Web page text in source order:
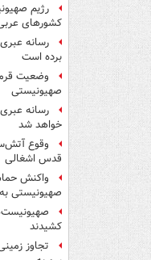
رژیم
کشورهای
رسانه
برده است
وضعیت
صهیونیستی
رسانه
خواهد شد
وقوع
قدس اشغالی
واکنش
صهیونیستی
کشیدند
تجاوز